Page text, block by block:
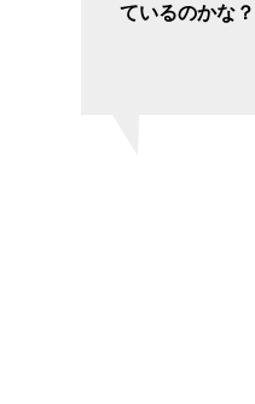
ているのかな？